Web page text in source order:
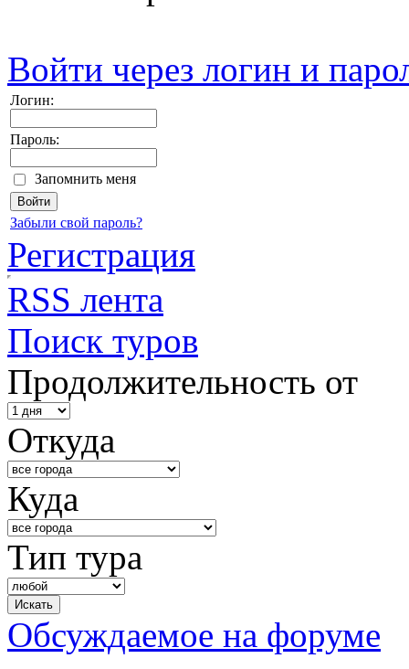
Войти через логин и
Логин:
Пароль:
Запомнить меня
Забыли свой пароль?
Регистрация
RSS лента
Поиск туров
Продолжительность от
Откуда
Куда
Тип тура
Обсуждаемое на форуме